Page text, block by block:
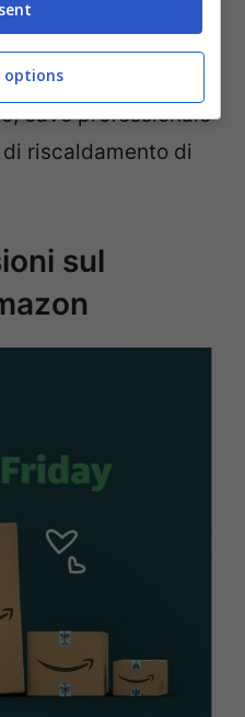
assicura
in ogni
cavo professionale
riscaldamento di
sul
options